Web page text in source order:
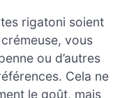
rigatoni soient
vous
ou d’autres
Cela ne
le goût, mais